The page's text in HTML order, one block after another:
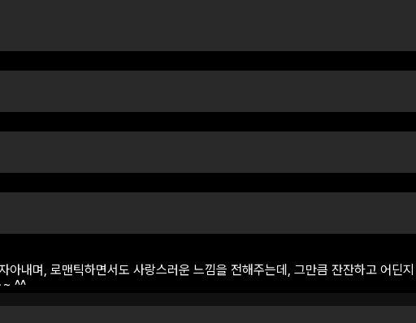
아내며, 로맨틱하면서도 사랑스러운 느낌을 전해주는데, 그만큼 잔잔하고 어딘지
^^